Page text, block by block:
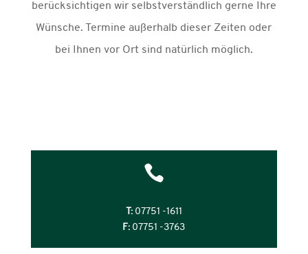
berücksichtigen wir selbstverständlich gerne Ihre
Wünsche. Termine außerhalb dieser Zeiten oder
bei Ihnen vor Ort sind natürlich möglich.

T: 07751 -1611
F: 07751 -3763